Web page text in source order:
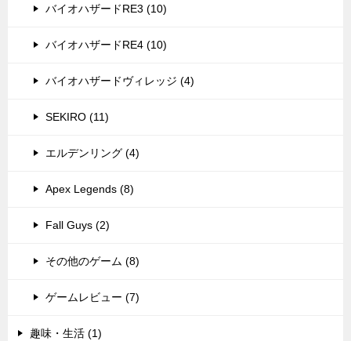
バイオハザードRE3 (10)
バイオハザードRE4 (10)
バイオハザードヴィレッジ (4)
SEKIRO (11)
エルデンリング (4)
Apex Legends (8)
Fall Guys (2)
その他のゲーム (8)
ゲームレビュー (7)
趣味・生活 (1)